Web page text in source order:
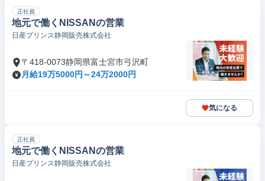
正社員
地元で働くNISSANの営業
日産プリンス静岡販売株式会社
〒418-0073静岡県富士宮市弓沢町
月給19万5000円～24万2000円
気になる
正社員
地元で働くNISSANの営業
日産プリンス静岡販売株式会社